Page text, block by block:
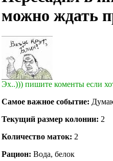
можно ждать
Эх..))) пишите коменты если
Самое важное событие:
Текущий размер кoлонии: 2
Количество маток: 2
Рацион: Вода, белок